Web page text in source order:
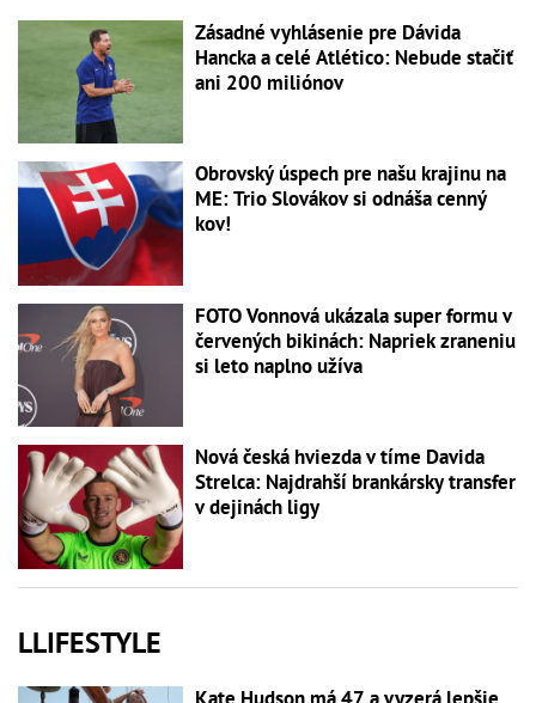
Zásadné vyhlásenie pre Dávida
Hancka a celé Atlético: Nebude stačiť
ani 200 miliónov
Obrovský úspech pre našu krajinu na
ME: Trio Slovákov si odnáša cenný
kov!
FOTO Vonnová ukázala super formu v
červených bikinách: Napriek zraneniu
si leto naplno užíva
Nová česká hviezda v tíme Davida
Strelca: Najdrahší brankársky transfer
v dejinách ligy
LLIFESTYLE